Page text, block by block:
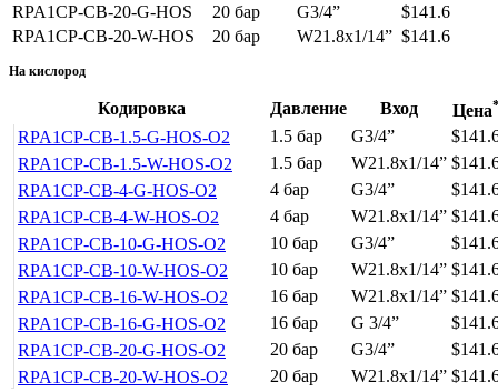
RPA1CP-CB-20-G-HOS
20 бар G3/4”
$141.6
RPA1CP-CB-20-W-HOS
20 бар W21.8x1/14” $141.6
На кислород
Кодировка Давление Вход Цена
RPA1CP-CB-1.5-G-HOS-O2 1.5 бар G3/4”
RPA1CP-CB-1.5-W-HOS-O2
1.5 бар W21.8x1/14”
RPA1CP-CB-4-G-HOS-O2
4 бар G3/4”
RPA1CP-CB-4-W-HOS-O2
4 бар W21.8x1/14”
RPA1CP-CB-10-G-HOS-O2
10 бар G3/4”
RPA1CP-CB-10-W-HOS-O2
10 бар W21.8x1/14”
RPA1CP-CB-16-W-HOS-O2
16 бар W21.8x1/14”
RPA1CP-CB-16-G-HOS-O2
16 бар G 3/4”
RPA1CP-CB-20-G-HOS-O2
20 бар G3/4”
RPA1CP-CB-20-W-HOS-O2
20 бар W21.8x1/14”